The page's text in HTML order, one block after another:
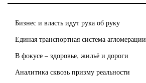
Бизнес и власть идут рука об руку
Единая транспортная система агломерации
В фокусе – здоровье, жильё и дороги
Аналитика сквозь призму реальности